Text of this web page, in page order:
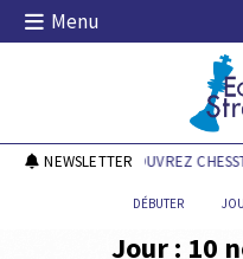
Skip
Menu
Echecs &
NEWSLETTERDÉCOUVREZ
DÉBUTER
Jour : 10